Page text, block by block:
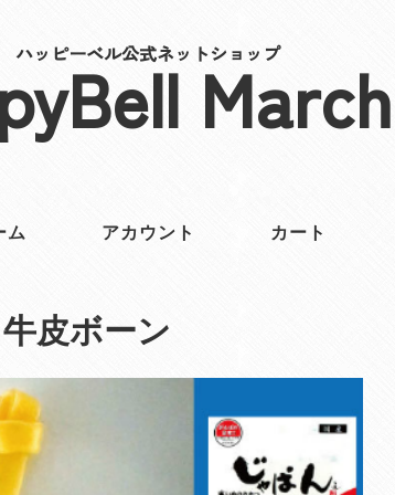
ハッピーベル公式ネットショップ
ム アカウント カート
皮ボーン